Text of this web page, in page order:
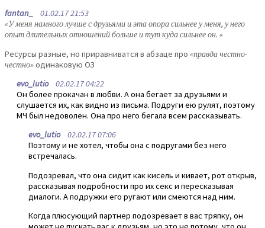
fantan_
01.02.17 21:53
«У меня намного лучше с друзьями и эта опора сильнее у меня, у него
опыт длительных отношений больше и тут куда сильнее он. «
Ресурсы разные, но приравниватся в абзаце про «правда честно-
честно»одинаковую ОЗ
evo_lutio02.02.17 04:22
Он более прокачан в любви. А она бегает за друзьями и
слушается их, как видно из письма. Подруги ею рулят, поэтому
МЧ был недоволен. Она про него бегала всем рассказывать.
evo_lutio02.02.17 07:06
Поэтому и не хотел, чтобы она с подругами без него
встречалась.
Подозревал, что она сидит как кисель и кивает, рот открыв,
рассказывая подробности про их секс и пересказывая
диалоги. А подружки его ругают или смеются над ним.
Когда плюсующий партнер подозревает в вас тряпку, он